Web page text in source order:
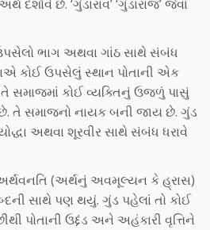
છે. ‘ગુંડારાવ’ ‘ગુંડારાજ’ જેવા
ભાગ અથવા ગાંઠ સાથે સંબંધ
કોઈ ઉપસેલું સ્થાન પોતાની એક
સમાજમાં કોઈ વ્યક્તિનું ઉજળું પાસું
તે સમાજનો નાયક બની જાય છે. ગુંડ
અથવા શૂરવીર સાથે સંબંધ ધરાવે
(અર્થનું અવમૂલ્યન કે હ્રાસ)
સાથે પણ થયું. ગુંડ પહેલાં તો કોઈ
પોતાની ઉદ્દંડ અને અહંકારી વૃત્તિને